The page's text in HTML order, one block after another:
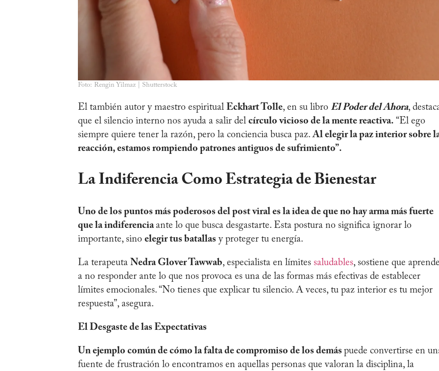
Foto: Rengin Yilmaz | Shutterstock
El también autor y maestro espiritual Eckhart Tolle, en su libro El Poder del Ahora,
que el silencio interno nos ayuda a salir del círculo vicioso de la mente reactiva. “El ego
siempre quiere tener la razón, pero la conciencia busca paz.Al elegir la paz interior sobre
reacción, estamos rompiendo patrones antiguos de sufrimiento”.
La Indiferencia Como Estrategia de Bienestar
Uno de los puntos más poderosos del post viral es la idea de que no hay arma más fuerte
que la indiferencia ante lo que busca desgastarte. Esta postura no significa ignorar lo
importante, sino elegir tus batallas y proteger tu energía.
La terapeuta Nedra Glover Tawwab, especialista en límites saludables, sostiene que
a no responder ante lo que nos provoca es una de las formas más efectivas de establecer
límites emocionales. “No tienes que explicar tu silencio. A veces, tu paz interior es tu mejor
respuesta”, asegura.
El Desgaste de las Expectativas
Un ejemplo común de cómo la falta de compromiso de los demás puede convertirse en
fuente de frustración lo encontramos en aquellas personas que valoran la disciplina, la